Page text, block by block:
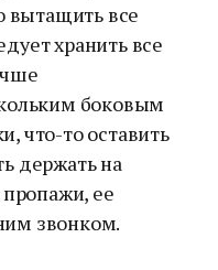
вытащить все
хранить все
боковым
что-то оставить
держать на
пропажи, ее
звонком.